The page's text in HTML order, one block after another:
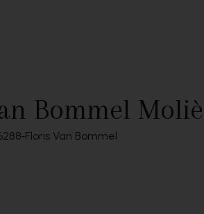
Bommel
Floris Van Bommel